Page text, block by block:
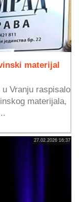
materijal
Vranju raspisalo
materijala,
27.02.2026 16:37